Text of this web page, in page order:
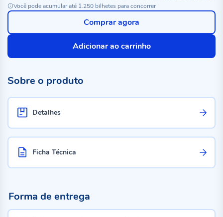
Você pode acumular até 1.250 bilhetes para concorrer
Adicionar ao carrinho
Comprar agora
Sobre o produto
Detalhes
Ficha Técnica
Forma de entrega